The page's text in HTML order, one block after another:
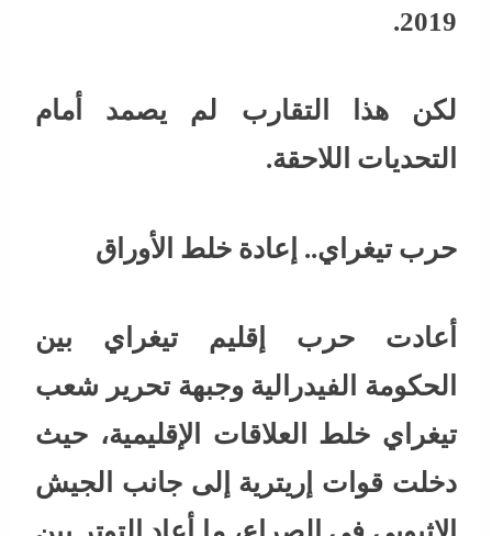
2019.
لكن هذا التقارب لم يصمد أمام
التحديات اللاحقة.
حرب تيغراي.. إعادة خلط الأوراق
أعادت حرب إقليم تيغراي بين
الحكومة الفيدرالية وجبهة تحرير شعب
تيغراي خلط العلاقات الإقليمية، حيث
دخلت قوات إريترية إلى جانب الجيش